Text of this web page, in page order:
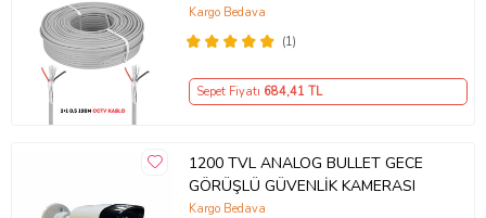
(1)
Kargo Bedava
Sepet Fiyatı 684,41 TL
1200 TVL ANALOG BULLET GECE
GÖRÜŞLÜ GÜVENLİK KAMERASI
Kargo Bedava